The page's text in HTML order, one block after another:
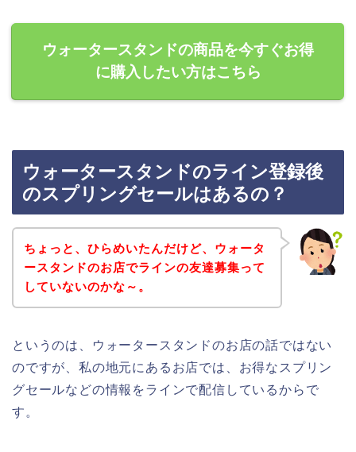
ウォータースタンドの商品を今すぐお得
に購入したい方はこちら
ウォータースタンドのライン登録後
のスプリングセールはあるの？
ちょっと、ひらめいたんだけど、ウォータ
ースタンドのお店でラインの友達募集って
していないのかな～。
というのは、ウォータースタンドのお店の話ではない
のですが、私の地元にあるお店では、お得なスプリン
グセールなどの情報をラインで配信しているからで
す。